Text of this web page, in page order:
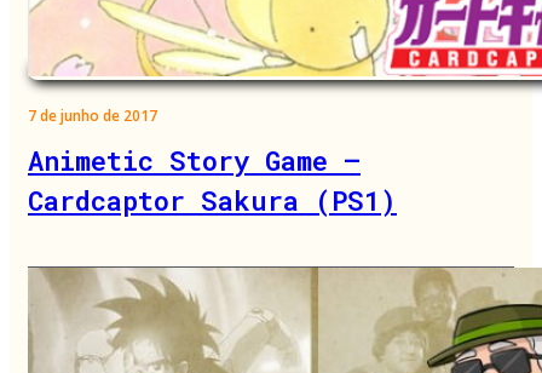
7 de junho de 2017
Animetic Story Game –
Cardcaptor Sakura (PS1)